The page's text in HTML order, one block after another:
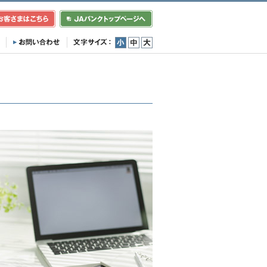
小 中 大